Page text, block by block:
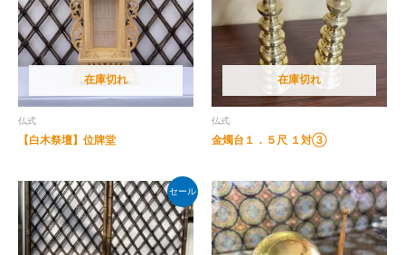
在庫切れ
仏式
【白木祭壇】位牌堂
在庫切れ
仏式
金燭台１．５尺 １対③
セール